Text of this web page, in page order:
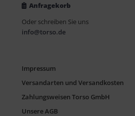
Anfragekorb
Oder schreiben Sie uns
info@torso.de
Impressum
Versandarten und Versandkosten
Zahlungsweisen Torso GmbH
Unsere AGB